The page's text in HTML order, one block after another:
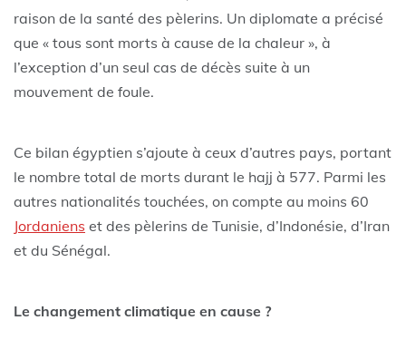
raison de la santé des pèlerins. Un diplomate a précisé
que « tous sont morts à cause de la chaleur », à
l’exception d’un seul cas de décès suite à un
mouvement de foule.
Ce bilan égyptien s’ajoute à ceux d’autres pays, portant
le nombre total de morts durant le hajj à 577. Parmi les
autres nationalités touchées, on compte au moins 60
Jordaniens et des pèlerins de Tunisie, d’Indonésie, d’Iran
et du Sénégal.
Le changement climatique en cause ?